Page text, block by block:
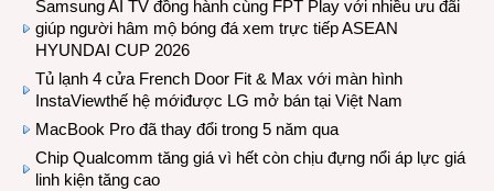
Samsung AI TV đồng hành cùng FPT Play với nhiều ưu đãi
giúp người hâm mộ bóng đá xem trực tiếp ASEAN
HYUNDAI CUP 2026
Tủ lạnh 4 cửa French Door Fit & Max với màn hình
InstaViewthế hệ mớiđược LG mở bán tại Việt Nam
MacBook Pro đã thay đổi trong 5 năm qua
Chip Qualcomm tăng giá vì hết còn chịu đựng nổi áp lực giá
linh kiện tăng cao